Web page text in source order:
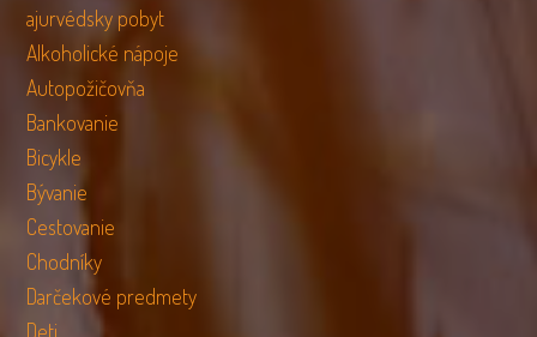
ajurvédsky pobyt
Alkoholické nápoje
Autopožičovňa
Bankovanie
Bicykle
Bývanie
Cestovanie
Chodníky
Darčekové predmety
Deti